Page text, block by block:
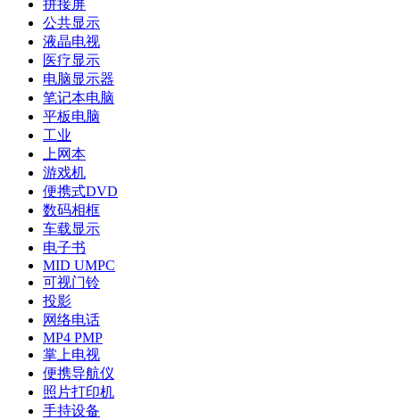
拼接屏
公共显示
液晶电视
医疗显示
电脑显示器
笔记本电脑
平板电脑
工业
上网本
游戏机
便携式DVD
数码相框
车载显示
电子书
MID UMPC
可视门铃
投影
网络电话
MP4 PMP
掌上电视
便携导航仪
照片打印机
手持设备